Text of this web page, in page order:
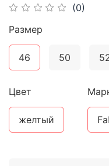
(0)
Размер
46 50
Цвет
желтый